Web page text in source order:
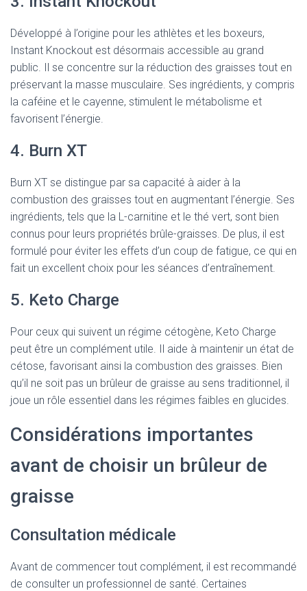
Développé à l’origine pour les athlètes et les boxeurs,
Instant Knockout est désormais accessible au grand
public. Il se concentre sur la réduction des graisses tout en
préservant la masse musculaire. Ses ingrédients, y compris
la caféine et le cayenne, stimulent le métabolisme et
favorisent l’énergie.
4. Burn XT
Burn XT se distingue par sa capacité à aider à la
combustion des graisses tout en augmentant l’énergie. Ses
ingrédients, tels que la L-carnitine et le thé vert, sont bien
connus pour leurs propriétés brûle-graisses. De plus, il est
formulé pour éviter les effets d’un coup de fatigue, ce qui en
fait un excellent choix pour les séances d’entraînement.
5. Keto Charge
Pour ceux qui suivent un régime cétogène, Keto Charge
peut être un complément utile. Il aide à maintenir un état de
cétose, favorisant ainsi la combustion des graisses. Bien
qu’il ne soit pas un brûleur de graisse au sens traditionnel, il
joue un rôle essentiel dans les régimes faibles en glucides.
Considérations importantes
avant de choisir un brûleur de
graisse
Consultation médicale
Avant de commencer tout complément, il est recommandé
de consulter un professionnel de santé. Certaines